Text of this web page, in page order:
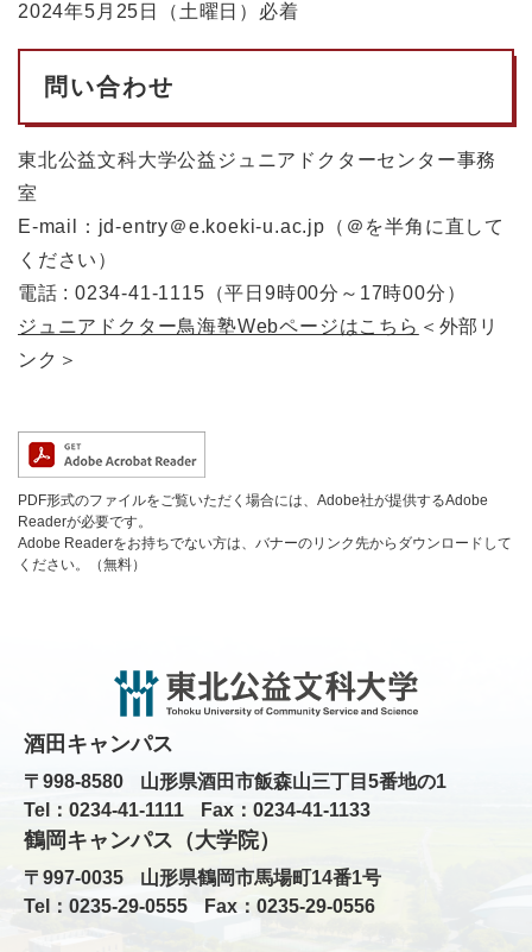
2024年5月25日（土曜日）必着
問い合わせ
東北公益文科大学公益ジュニアドクターセンター事務
室
E-mail：jd-entry＠e.koeki-u.ac.jp（＠を半角に直して
ください）
電話 : 0234-41-1115（平日9時00分～17時00分）
ジュニアドクター鳥海塾Webページはこちら ＜外部リ
ンク＞
PDF形式のファイルをご覧いただく場合には、Adobe社が提供するAdobe
Readerが必要です。
Adobe Readerをお持ちでない方は、バナーのリンク先からダウンロードして
ください。（無料）
酒田キャンパス
〒998-8580
山形県酒田市飯森山三丁目5番地の1
Tel：0234-41-1111
Fax：0234-41-1133
鶴岡キャンパス（大学院）
〒997-0035
山形県鶴岡市馬場町14番1号
Tel：0235-29-0555
Fax：0235-29-0556